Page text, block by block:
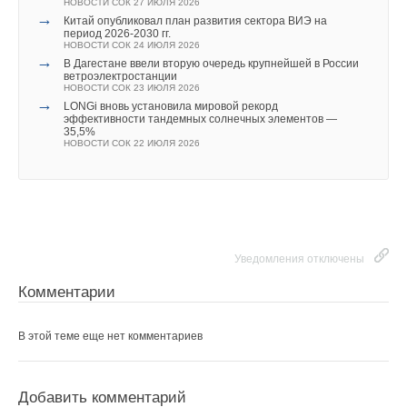
НОВОСТИ СОК 27 ИЮЛЯ 2026
→
Китай опубликовал план развития сектора ВИЭ на
период 2026-2030 гг.
НОВОСТИ СОК 24 ИЮЛЯ 2026
→
В Дагестане ввели вторую очередь крупнейшей в России
ветроэлектростанции
НОВОСТИ СОК 23 ИЮЛЯ 2026
→
LONGi вновь установила мировой рекорд
эффективности тандемных солнечных элементов —
35,5%
НОВОСТИ СОК 22 ИЮЛЯ 2026
Уведомления отключены
Комментарии
В этой теме еще нет комментариев
Добавить комментарий
Расширение горизонтов
Поставщик инновационных решений BAXI также является
первопроходцем в области гибридных систем. В компании
Предложенный подход значительно снизит стоимость
разведки петротермальных резервуаров, а также
нагрузку на окружающую среду, создаваемую в ходе таких
работ. Разработанные методики могут быть также
востребованы для преобразования нерентабельных
месторождений углеводородов в источники
петротермальной энергии. Наш коллектив планирует
геоэлектромагнитных исследований Института физики Земли
Российский научный фонд